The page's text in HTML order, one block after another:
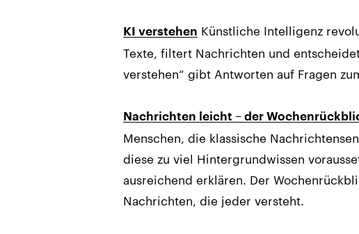
KI verstehen Künstliche Intelligenz
Texte, filtert Nachrichten und
verstehen“ gibt Antworten auf Fragen
Nachrichten leicht – der
Menschen, die klassische
diese zu viel Hintergrundwissen
ausreichend erklären. Der
Nachrichten, die jeder versteht.